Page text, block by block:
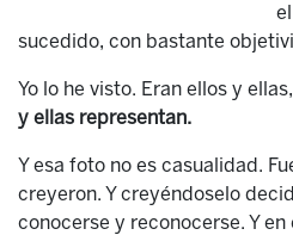
sucedido, con bastante
Yo lo he visto. Eran ellos y
y ellas representan.
Y esa foto no es casualidad.
creyeron. Y creyéndoselo
conocerse y reconocerse. Y